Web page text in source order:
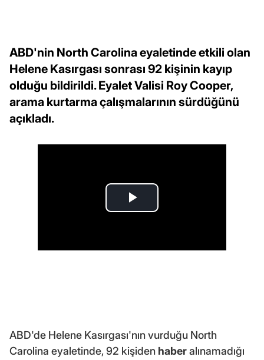
ABD'nin North Carolina eyaletinde etkili olan
Helene Kasırgası sonrası 92 kişinin kayıp
olduğu bildirildi. Eyalet Valisi Roy Cooper,
arama kurtarma çalışmalarının sürdüğünü
açıkladı.
ABD'de Helene Kasırgası'nın vurduğu North
Carolina eyaletinde, 92 kişiden haberalınamadığı